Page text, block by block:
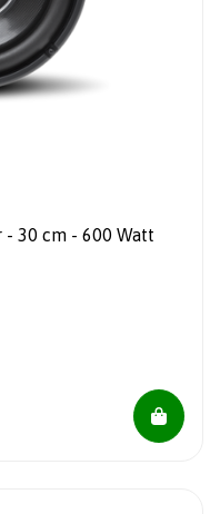
- 30 cm - 600 Watt